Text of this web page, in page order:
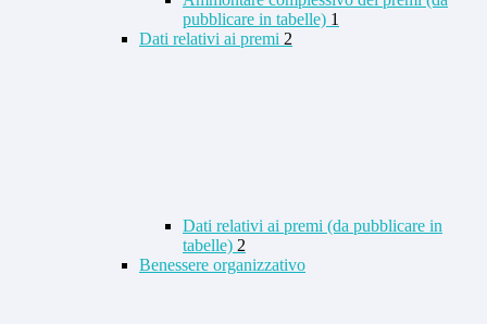
pubblicare in tabelle) 1
Dati relativi ai premi 2
Dati relativi ai premi (da pubblicare in
tabelle) 2
Benessere organizzativo